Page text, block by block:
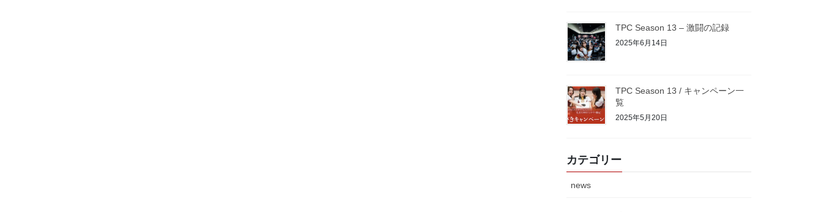
TPC Season 13 – 激闘の記録
2025年6月14日
TPC Season 13 / キャンペーン一
覧
2025年5月20日
カテゴリー
news